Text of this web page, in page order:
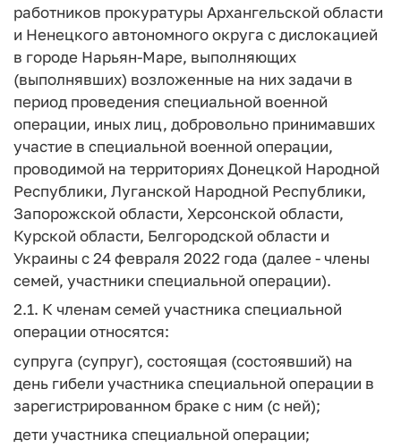
работников прокуратуры Архангельской области
и Ненецкого автономного округа с дислокацией
в городе Нарьян-Маре, выполняющих
(выполнявших) возложенные на них задачи в
период проведения специальной военной
операции, иных лиц, добровольно принимавших
участие в специальной военной операции,
проводимой на территориях Донецкой Народной
Республики, Луганской Народной Республики,
Запорожской области, Херсонской области,
Курской области, Белгородской области и
Украины с 24 февраля 2022 года (далее - члены
семей, участники специальной операции).
2.1. К членам семей участника специальной
операции относятся:
супруга (супруг), состоящая (состоявший) на
день гибели участника специальной операции в
зарегистрированном браке с ним (с ней);
дети участника специальной операции;